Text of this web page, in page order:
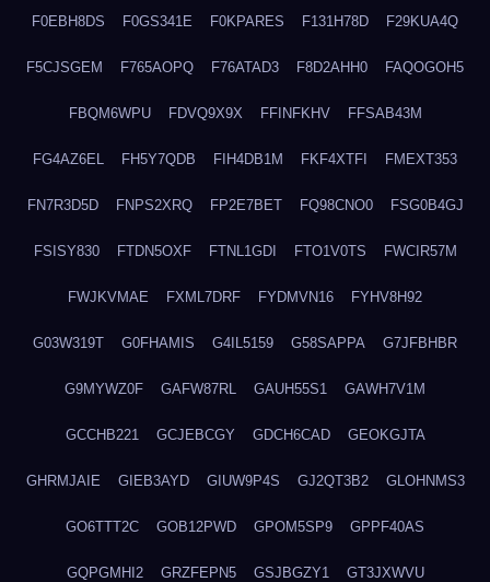
F0EBH8DS F0GS341E F0KPARES F131H78D F29KUA4Q
F5CJSGEM F765AOPQ F76ATAD3 F8D2AHH0 FAQOGOH5
FBQM6WPU FDVQ9X9X FFINFKHV FFSAB43M
FG4AZ6EL FH5Y7QDB FIH4DB1M FKF4XTFI FMEXT353
FN7R3D5D FNPS2XRQ FP2E7BET FQ98CNO0 FSG0B4GJ
FSISY830 FTDN5OXF FTNL1GDI FTO1V0TS FWCIR57M
FWJKVMAE FXML7DRF FYDMVN16 FYHV8H92
G03W319T G0FHAMIS G4IL5159 G58SAPPA G7JFBHBR
G9MYWZ0F GAFW87RL GAUH55S1 GAWH7V1M
GCCHB221 GCJEBCGY GDCH6CAD GEOKGJTA
GHRMJAIE GIEB3AYD GIUW9P4S GJ2QT3B2 GLOHNMS3
GO6TTT2C GOB12PWD GPOM5SP9 GPPF40AS
GQPGMHI2 GRZFEPN5 GSJBGZY1 GT3JXWVU